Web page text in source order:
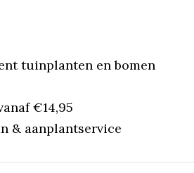
tuinplanten en bomen
€14,95
& aanplantservice